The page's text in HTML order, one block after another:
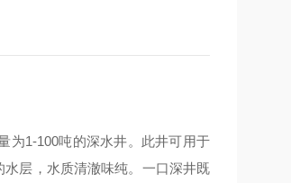
为1-100吨的深水井。此井可用于
层，水质清澈味纯。一口深井既